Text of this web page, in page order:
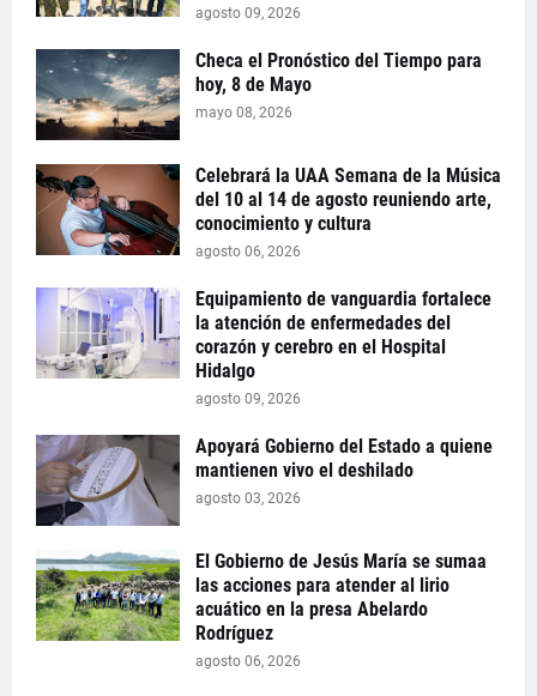
agosto 09, 2026
Checa el Pronóstico del Tiempo para
hoy, 8 de Mayo
mayo 08, 2026
Celebrará la UAA Semana de la Música
del 10 al 14 de agosto reuniendo arte,
conocimiento y cultura
agosto 06, 2026
Equipamiento de vanguardia fortalece
la atención de enfermedades del
corazón y cerebro en el Hospital
Hidalgo
agosto 09, 2026
Apoyará Gobierno del Estado a quiene
mantienen vivo el deshilado
agosto 03, 2026
El Gobierno de Jesús María se sumaa
las acciones para atender al lirio
acuático en la presa Abelardo
Rodríguez
agosto 06, 2026